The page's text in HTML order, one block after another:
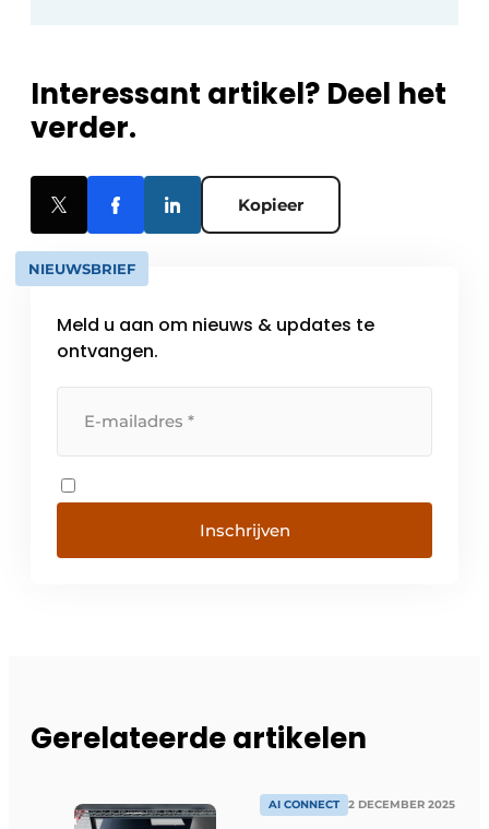
Interessant artikel? Deel het
verder.
Kopieer
NIEUWSBRIEF
Meld u aan om nieuws & updates te
ontvangen.
Inschrijven
Gerelateerde artikelen
AI CONNECT 2 DECEMBER 2025